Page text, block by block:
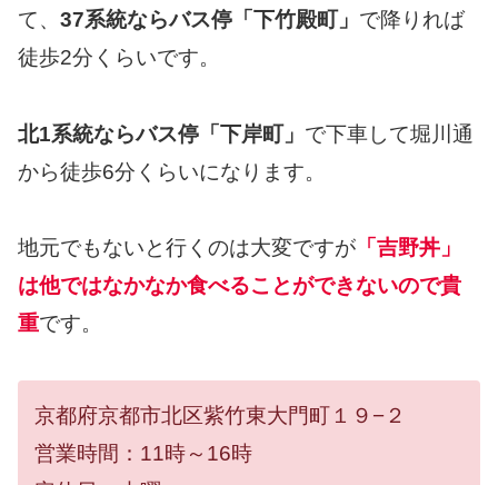
て、 37系統ならバス停「下竹殿町」 で降りれば
徒歩2分くらいです。
北1系統ならバス停「下岸町」 で下車して堀川通
から徒歩6分くらいになります。
地元でもないと行くのは大変ですが 「吉野丼」
は他ではなかなか食べることができないので貴
重です。
京都府京都市北区紫竹東大門町１９−２
営業時間：11時～16時